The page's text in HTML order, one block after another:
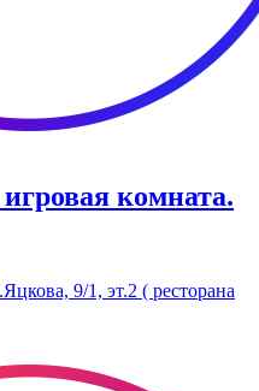
комната.
9/1, эт.2 ( ресторана